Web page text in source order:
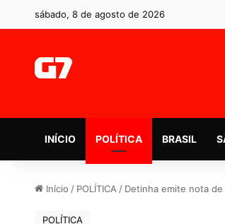
sábado, 8 de agosto de 2026
INÍCIO POLÍTICA BRASIL
Início / POLÍTICA / Detinha emite nota
POLÍTICA